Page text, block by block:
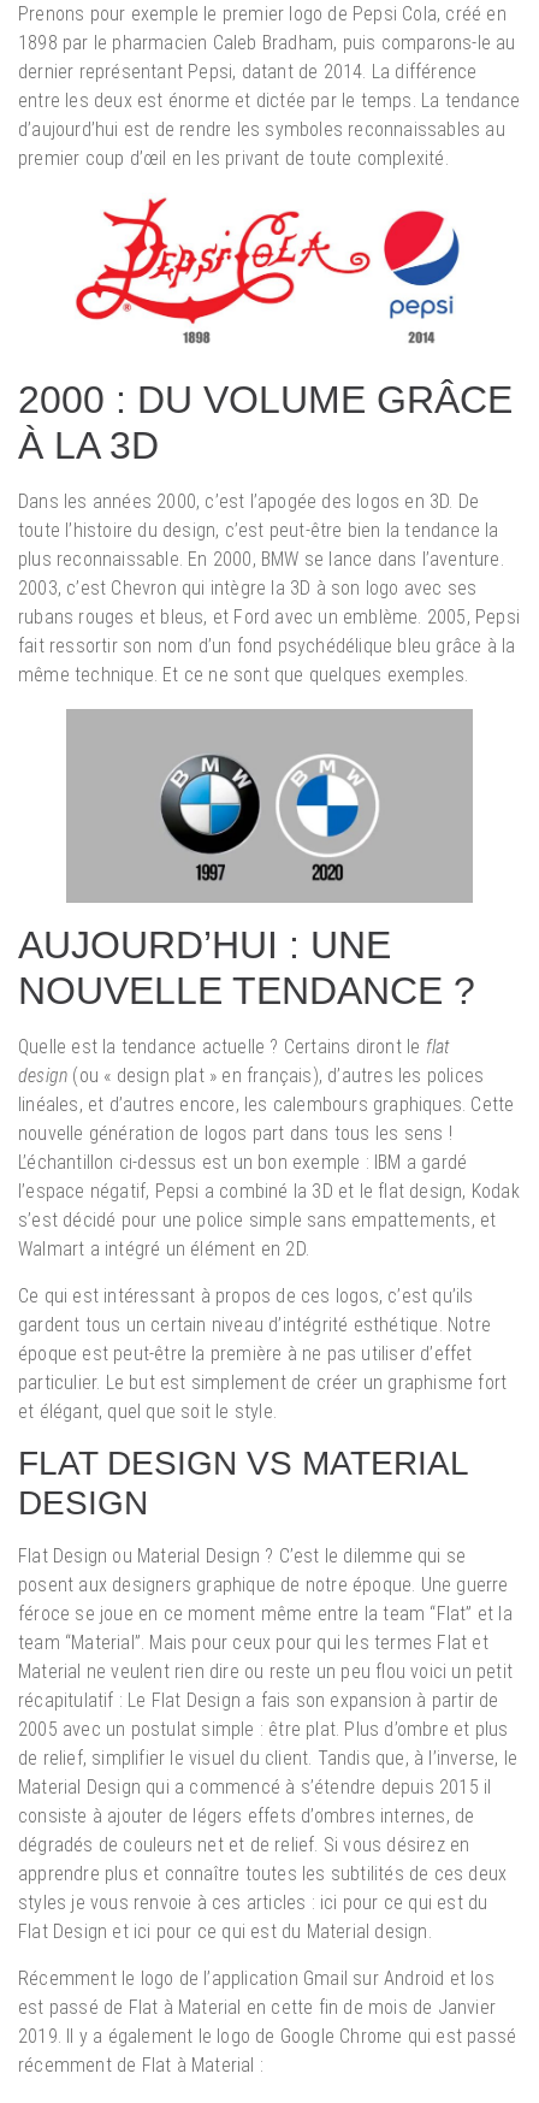
Prenons pour exemple le premier logo de Pepsi Cola, créé en
1898 par le pharmacien Caleb Bradham, puis comparons-le au
dernier représentant Pepsi, datant de 2014. La différence
entre les deux est énorme et dictée par le temps. La tendance
d’aujourd’hui est de rendre les symboles reconnaissables au
premier coup d’œil en les privant de toute complexité.
2000 : DU VOLUME GRÂCE
À LA 3D
Dans les années 2000, c’est l’apogée des logos en 3D. De
toute l’histoire du design, c’est peut-être bien la tendance la
plus reconnaissable. En 2000, BMW se lance dans l’aventure.
2003, c’est Chevron qui intègre la 3D à son logo avec ses
rubans rouges et bleus, et Ford avec un emblème. 2005, Pepsi
fait ressortir son nom d’un fond psychédélique bleu grâce à la
même technique. Et ce ne sont que quelques exemples.
AUJOURD’HUI : UNE
NOUVELLE TENDANCE ?
Quelle est la tendance actuelle ? Certains diront le flat
design (ou « design plat » en français), d’autres les polices
linéales, et d’autres encore, les calembours graphiques. Cette
nouvelle génération de logos part dans tous les sens !
L’échantillon ci-dessus est un bon exemple : IBM a gardé
l’espace négatif, Pepsi a combiné la 3D et le flat design, Kodak
s’est décidé pour une police simple sans empattements, et
Walmart a intégré un élément en 2D.
Ce qui est intéressant à propos de ces logos, c’est qu’ils
gardent tous un certain niveau d’intégrité esthétique. Notre
époque est peut-être la première à ne pas utiliser d’effet
particulier. Le but est simplement de créer un graphisme fort
et élégant, quel que soit le style.
FLAT DESIGN VS MATERIAL
DESIGN
Flat Design ou Material Design ? C’est le dilemme qui se
posent aux designers graphique de notre époque. Une guerre
féroce se joue en ce moment même entre la team “Flat” et la
team “Material”. Mais pour ceux pour qui les termes Flat et
Material ne veulent rien dire ou reste un peu flou voici un petit
récapitulatif : Le Flat Design a fais son expansion à partir de
2005 avec un postulat simple : être plat. Plus d’ombre et plus
de relief, simplifier le visuel du client. Tandis que, à l’inverse, le
Material Design qui a commencé à s’étendre depuis 2015 il
consiste à ajouter de légers effets d’ombres internes, de
dégradés de couleurs net et de relief. Si vous désirez en
apprendre plus et connaître toutes les subtilités de ces deux
styles je vous renvoie à ces articles : ici pour ce qui est du
Flat Design et ici pour ce qui est du Material design.
Récemment le logo de l’application Gmail sur Android et Ios
est passé de Flat à Material en cette fin de mois de Janvier
2019. Il y a également le logo de Google Chrome qui est passé
récemment de Flat à Material :